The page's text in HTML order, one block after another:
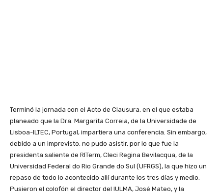
Terminó la jornada con el Acto de Clausura, en el que estaba
planeado que la Dra. Margarita Correia, de la Universidade de
Lisboa-ILTEC, Portugal, impartiera una conferencia. Sin embargo,
debido a un imprevisto, no pudo asistir, por lo que fue la
presidenta saliente de RITerm, Cleci Regina Bevilacqua, de la
Universidad Federal do Rio Grande do Sul (UFRGS), la que hizo un
repaso de todo lo acontecido allí durante los tres días y medio.
Pusieron el colofón el director del IULMA, José Mateo, y la